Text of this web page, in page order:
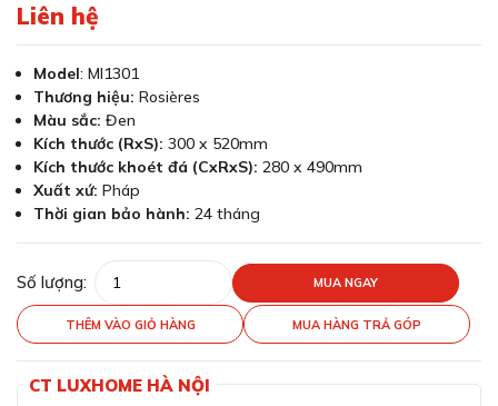
Liên hệ
Model: MI1301
Thương hiệu: Rosières
Màu sắc: Đen
Kích thước (RxS): 300 x 520mm
Kích thước khoét đá (CxRxS): 280 x 490mm
Xuất xứ: Pháp
Thời gian bảo hành: 24 tháng
Số lượng: MUA NGAY
THÊM VÀO GIỎ HÀNG MUA HÀNG TRẢ GÓP
CT LUXHOME HÀ NỘI